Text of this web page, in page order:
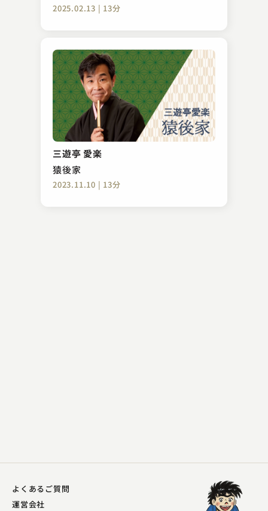
2025.02.13 | 13分
三遊亭 愛楽
猿後家
2023.11.10 | 13分
古今亭 菊之丞
ふぐ鍋
2025.04.02 | 12分
よくあるご質問
運営会社